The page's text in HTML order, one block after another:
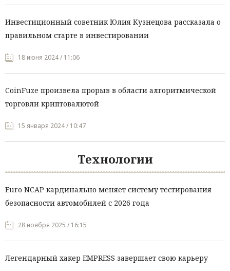
Инвестиционный советник Юлия Кузнецова рассказала о
правильном старте в инвестировании
18 июня 2024 / 11:06
CoinFuze произвела прорыв в области алгоритмической
торговли криптовалютой
15 января 2024 / 10:47
Технологии
Euro NCAP кардинально меняет систему тестирования
безопасности автомобилей с 2026 года
28 ноября 2025 / 16:15
Легендарный хакер EMPRESS завершает свою карьеру